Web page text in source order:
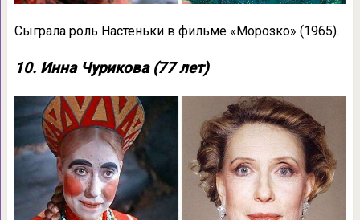
Сыграла роль Настеньки в фильме «Морозко» (1965).
10. Инна Чурикова (77 лет)